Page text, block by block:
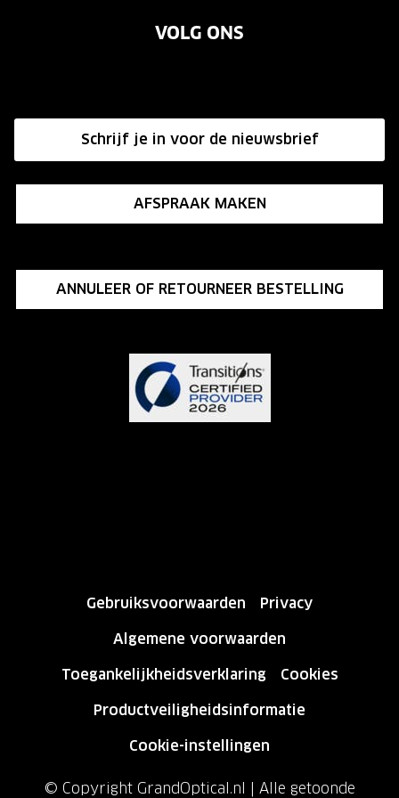
Annuleer of retourneer een bestelling
Influencer programma
VOLG ONS
Schrijf je in voor de nieuwsbrief
AFSPRAAK MAKEN
ANNULEER OF RETOURNEER BESTELLING
Gebruiksvoorwaarden
Privacy
Algemene voorwaarden
Toegankelijkheidsverklaring
Cookies
Productveiligheidsinformatie
Cookie-instellingen
© Copyright GrandOptical.nl | Alle getoonde